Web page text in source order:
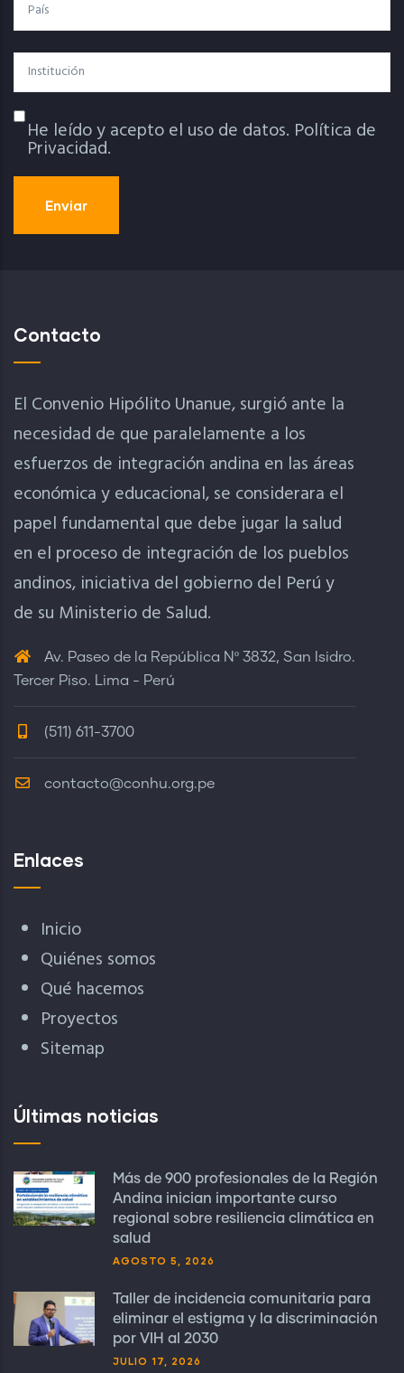
Institución
Política De Privacidad
He leído y acepto el uso de datos. Política de
Privacidad.
Contacto
El Convenio Hipólito Unanue, surgió ante la
necesidad de que paralelamente a los
esfuerzos de integración andina en las áreas
económica y educacional, se considerara el
papel fundamental que debe jugar la salud
en el proceso de integración de los pueblos
andinos, iniciativa del gobierno del Perú y
de su Ministerio de Salud.
Av. Paseo de la República Nº 3832, San Isidro.
Tercer Piso. Lima - Perú
(511) 611-3700
contacto@conhu.org.pe
Enlaces
Inicio
Quiénes somos
Qué hacemos
Proyectos
Sitemap
Últimas noticias
Más de 900 profesionales de la Región
Andina inician importante curso
regional sobre resiliencia climática en
salud
AGOSTO 5, 2026
Taller de incidencia comunitaria para
eliminar el estigma y la discriminación
por VIH al 2030
JULIO 17, 2026